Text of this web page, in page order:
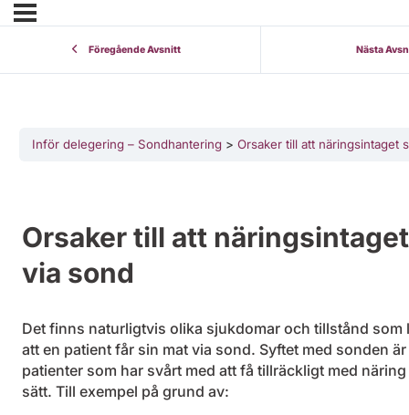
Föregående Avsnitt Nästa
Inför delegering – Sondhantering Orsaker till att näringsintaget
Orsaker till att
via sond
Det finns naturligtvis olika sjukdomar och tillstånd som
att en patient får sin mat via sond. Syftet med sonden
patienter som har svårt med att få tillräckligt med
sätt. Till exempel på grund av: